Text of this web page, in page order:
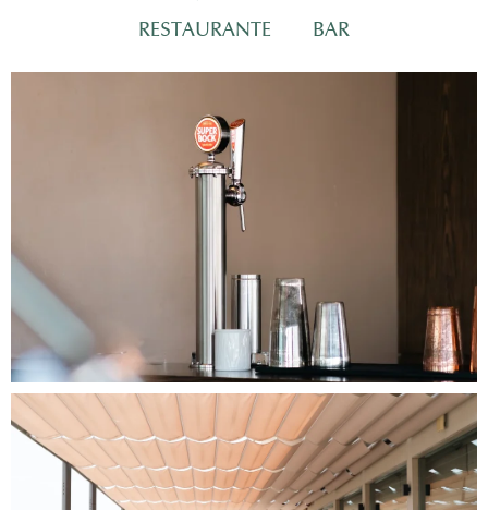
RESTAURANTE
BAR